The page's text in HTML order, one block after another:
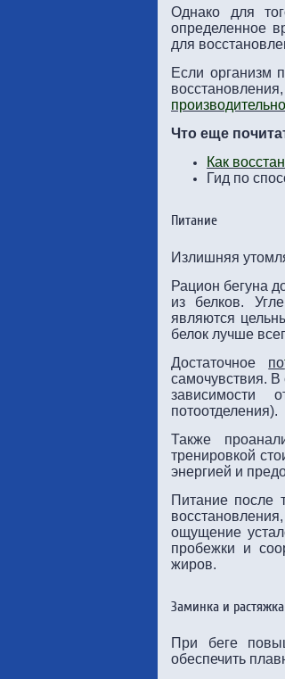
Однако для
определенное
для
Если организм
Что еще
Как
Гид по
Питание
Излишняя
Рацион бегуна
из белков.
являются
белок лучше
Достаточное по
самочувствия.
зависимости
потоотделения).
Также
тренировкой
энергией и
Питание после
ощущение
пробежки и
жиров.
Заминка и растяжка
При беге
обеспечить